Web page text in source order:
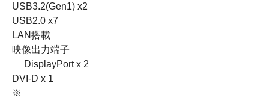
USB3.2(Gen1) x2
USB2.0 x7
LAN搭載
映像出力端子
DisplayPort x 2
DVI-D x 1
※